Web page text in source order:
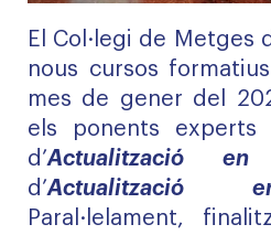
El Col·legi de Metges
nous cursos
mes de gener del
els ponents experts
d’Actualització
d’Actualització
Paral·lelament,